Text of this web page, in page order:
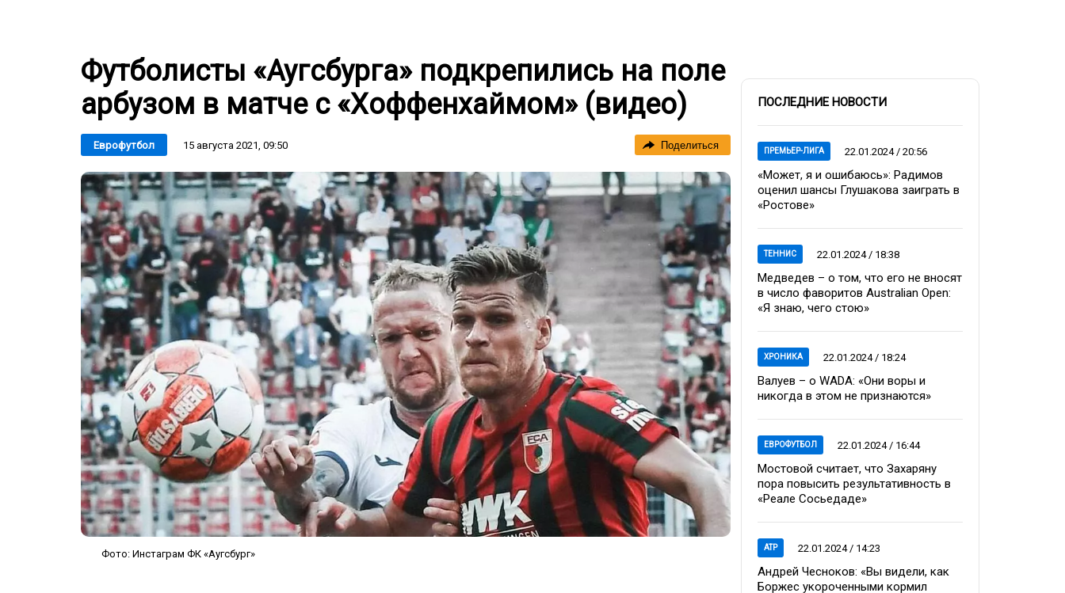
Футболисты «Аугсбурга» подкрепились на поле
арбузом в матче с «Хоффенхаймом» (видео)
Еврофутбол 15 августа 2021, 09:50 Поделиться
Фото: Инстаграм ФК «Аугсбург»
ПОСЛЕДНИЕ НОВОСТИ
ПРЕМЬЕР-ЛИГА 22.01.2024 / 20:56
«Может, я и ошибаюсь»: Радимов
оценил шансы Глушакова заиграть в
«Ростове»
ТЕННИС 22.01.2024 / 18:38
Медведев – о том, что его не вносят
в число фаворитов Australian Open:
«Я знаю, чего стою»
ХРОНИКА 22.01.2024 / 18:24
Валуев – о WADA: «Они воры и
никогда в этом не признаются»
ЕВРОФУТБОЛ 22.01.2024 / 16:44
Мостовой считает, что Захаряну
пора повысить результативность в
«Реале Сосьедаде»
ATP 22.01.2024 / 14:23
Андрей Чесноков: «Вы видели, как
Боржес укороченными кормил